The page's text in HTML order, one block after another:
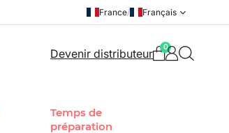
France/ Français
Devenir distributeur 0
Temps de
préparation